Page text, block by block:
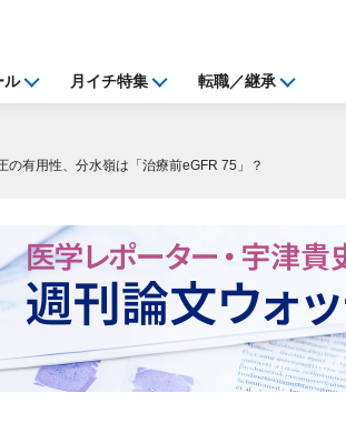
ル 月イチ特集 転職／継承
の有用性、分水嶺は「治療前eGFR 75」？